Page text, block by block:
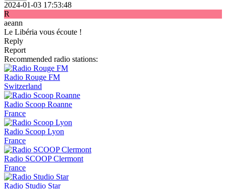
2024-01-03 17:53:48
R
aeann
Le Libéria vous écoute !
Reply
Report
Recommended radio stations:
Radio Rouge FM
Switzerland
Radio Scoop Roanne
France
Radio Scoop Lyon
France
Radio SCOOP Clermont
France
Radio Studio Star